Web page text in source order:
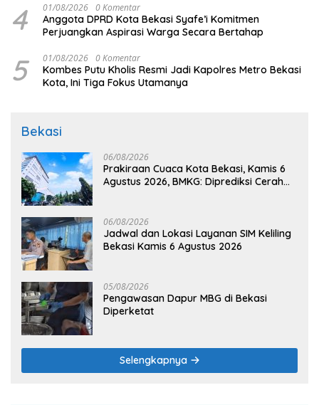
4 01/08/2026 0 Komentar
Anggota DPRD Kota Bekasi Syafe’i Komitmen
Perjuangkan Aspirasi Warga Secara Bertahap
5 01/08/2026 0 Komentar
Kombes Putu Kholis Resmi Jadi Kapolres Metro Bekasi
Kota, Ini Tiga Fokus Utamanya
Bekasi
06/08/2026
Prakiraan Cuaca Kota Bekasi, Kamis 6
Agustus 2026, BMKG: Diprediksi Cerah
06/08/2026
Jadwal dan Lokasi Layanan SIM Keliling
Bekasi Kamis 6 Agustus 2026
05/08/2026
Pengawasan Dapur MBG di Bekasi
Diperketat
Selengkapnya